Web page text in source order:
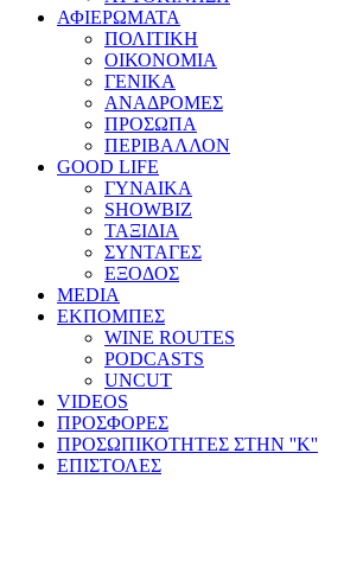
ΑΦΙΕΡΩΜΑΤΑ
ΠΟΛΙΤΙΚΗ
ΟΙΚΟΝΟΜΙΑ
ΓΕΝΙΚΑ
ΑΝΑΔΡΟΜΕΣ
ΠΡΟΣΩΠΑ
ΠΕΡΙΒΑΛΛΟΝ
GOOD LIFE
ΓΥΝΑΙΚΑ
SHOWBIZ
ΤΑΞΙΔΙΑ
ΣΥΝΤΑΓΕΣ
ΕΞΟΔΟΣ
MEDIA
ΕΚΠΟΜΠΕΣ
WINE ROUTES
PODCASTS
UNCUT
VIDEOS
ΠΡΟΣΦΟΡΕΣ
ΠΡΟΣΩΠΙΚΟΤΗΤΕΣ ΣΤΗΝ ''Κ''
ΕΠΙΣΤΟΛΕΣ